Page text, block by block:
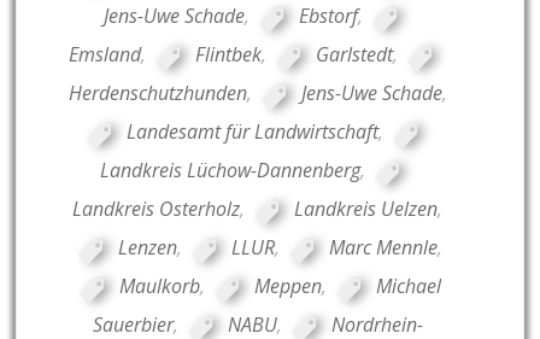
Jens-Uwe Schade, Ebstorf,
Emsland, Flintbek, Garlstedt,
Herdenschutzhunden, Jens-Uwe Schade,
Landesamt für Landwirtschaft,
Landkreis Lüchow-Dannenberg,
Landkreis Osterholz, Landkreis Uelzen,
Lenzen, LLUR, Marc Mennle,
Maulkorb, Meppen,
Michael
Sauerbier, NABU,
Nordrhein-